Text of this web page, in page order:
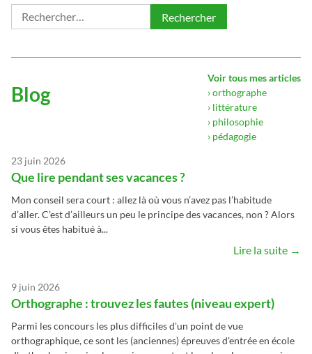
Rechercher :
Blog
Voir tous mes articles
› orthographe
› littérature
› philosophie
› pédagogie
23 juin 2026
Que lire pendant ses vacances ?
Mon conseil sera court : allez là où vous n’avez pas l’habitude
d’aller. C’est d’ailleurs un peu le principe des vacances, non ? Alors
si vous êtes habitué à...
Lire la suite →
9 juin 2026
Orthographe : trouvez les fautes (niveau expert)
Parmi les concours les plus difficiles d'un point de vue
orthographique, ce sont les (anciennes) épreuves d'entrée en école